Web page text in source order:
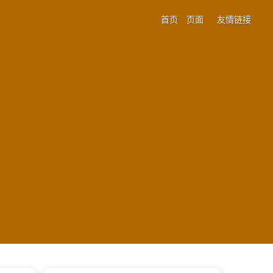
首页 页面 友情链接